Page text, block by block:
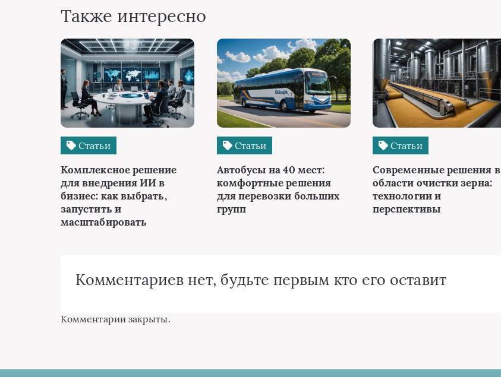
Также интересно
Статьи
Комплексное решение
для внедрения ИИ в
бизнес: как выбрать,
запустить и
масштабировать
Статьи
Автобусы на 40 мест:
комфортные решения
для перевозки больших
групп
Статьи
Современные решения в
области очистки зерна:
технологии и
перспективы
Комментариев нет, будьте первым кто его оставит
Комментарии закрыты.